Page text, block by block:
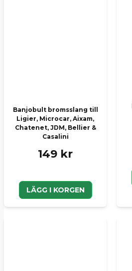
Banjobult bromsslang till
Ligier, Microcar, Aixam,
Chatenet, JDM, Bellier &
Casalini
149 kr
LÄGG I KORGEN